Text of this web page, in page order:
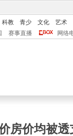
科教 青少 文化
艺术
赛事直播 网络
房价均被